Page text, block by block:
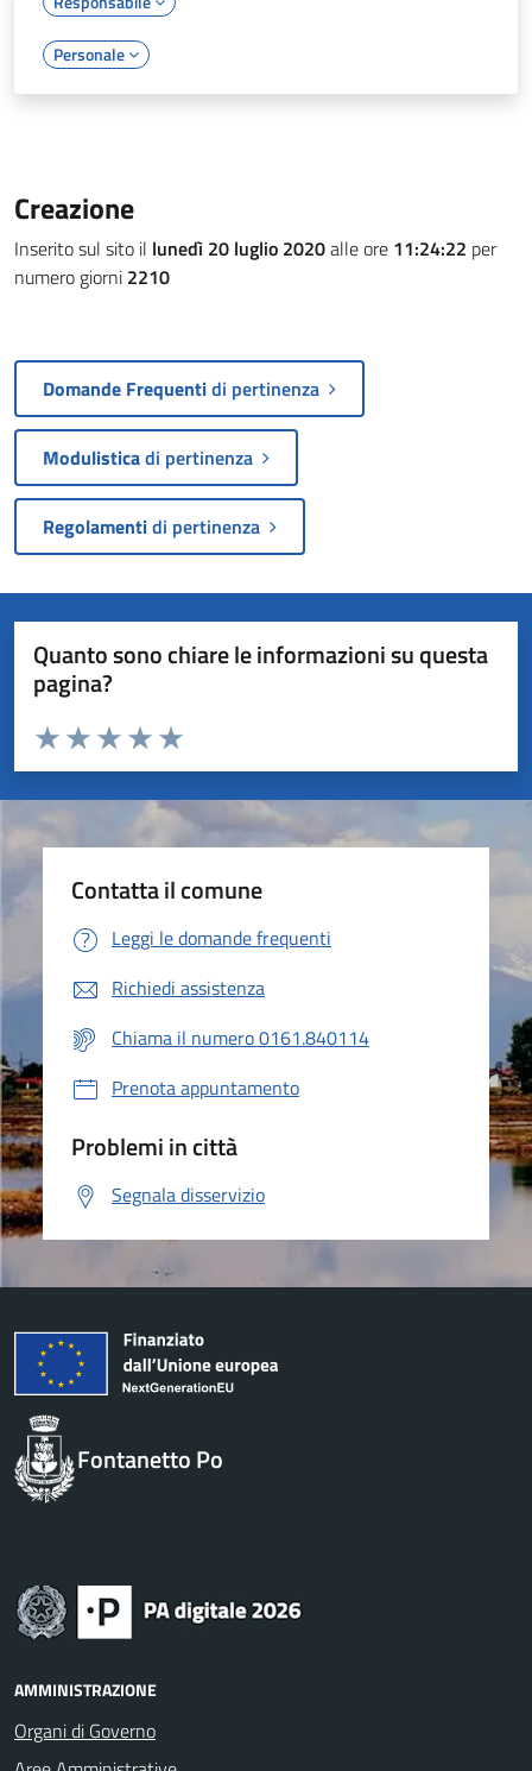
Personale
Creazione
Inserito sul sito il lunedì 20 luglio 2020alle ore 11:24:22 per
numero giorni 2210
Domande Frequentidi pertinenza
Modulisticadi pertinenza
Regolamentidi pertinenza
Quanto sono chiare le informazioni su questa
pagina?
Valuta da 1 a 5 stelle la pagina
Valuta 5 stelle su 5
Valuta 4 stelle su 5
Valuta 3 stelle su 5
Valuta 2 stelle su 5
Valuta 1 stelle su 5
Contatta il comune
Leggi le domande frequenti
Richiedi assistenza
Chiama il numero 0161.840114
Prenota appuntamento
Problemi in città
Segnala disservizio
Fontanetto Po
AMMINISTRAZIONE
Organi di Governo